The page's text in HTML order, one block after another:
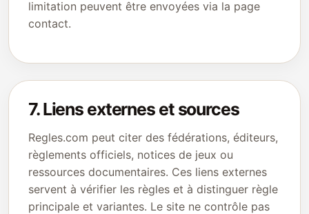
limitation peuvent être envoyées via la page
contact.
7. Liens externes et sources
Regles.com peut citer des fédérations, éditeurs,
règlements officiels, notices de jeux ou
ressources documentaires. Ces liens externes
servent à vérifier les règles et à distinguer règle
principale et variantes. Le site ne contrôle pas